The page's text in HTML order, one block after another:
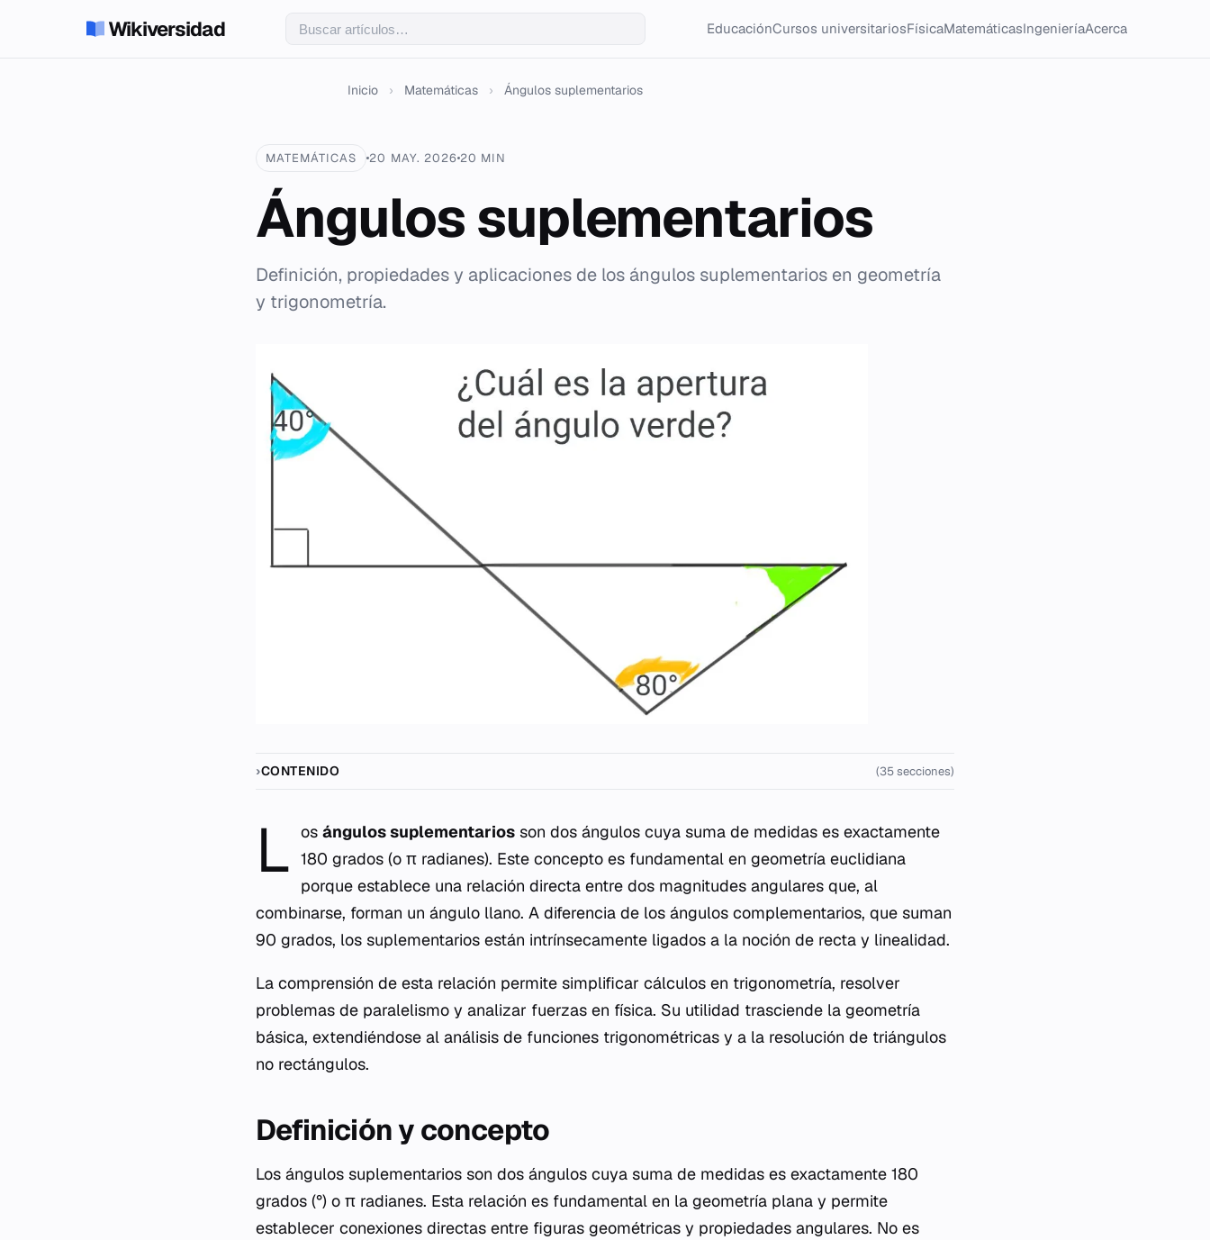
Wikiversidad EducaciónCursos universitariosFísicaMatemáticasIngenieríaAcerca
Inicio › Matemáticas › Ángulos suplementarios
MATEMÁTICAS 20 MAY. 2026 20 MIN
Ángulos suplementarios
Definición, propiedades y aplicaciones de los ángulos suplementarios en geometría
y trigonometría.
CONTENIDO (35 secciones)
L osángulos suplementarios son dos ángulos cuya suma de medidas es exactamente
180 grados (o π radianes). Este concepto es fundamental en geometría euclidiana
porque establece una relación directa entre dos magnitudes angulares que, al
combinarse, forman un ángulo llano. A diferencia de los ángulos complementarios, que suman
90 grados, los suplementarios están intrínsecamente ligados a la noción de recta y linealidad.
La comprensión de esta relación permite simplificar cálculos en trigonometría, resolver
problemas de paralelismo y analizar fuerzas en física. Su utilidad trasciende la geometría
básica, extendiéndose al análisis de funciones trigonométricas y a la resolución de triángulos
no rectángulos.
Definición y concepto
Los ángulos suplementarios son dos ángulos cuya suma de medidas es exactamente 180
grados (°) o π radianes. Esta relación es fundamental en la geometría plana y permite
establecer conexiones directas entre figuras geométricas y propiedades angulares. No es